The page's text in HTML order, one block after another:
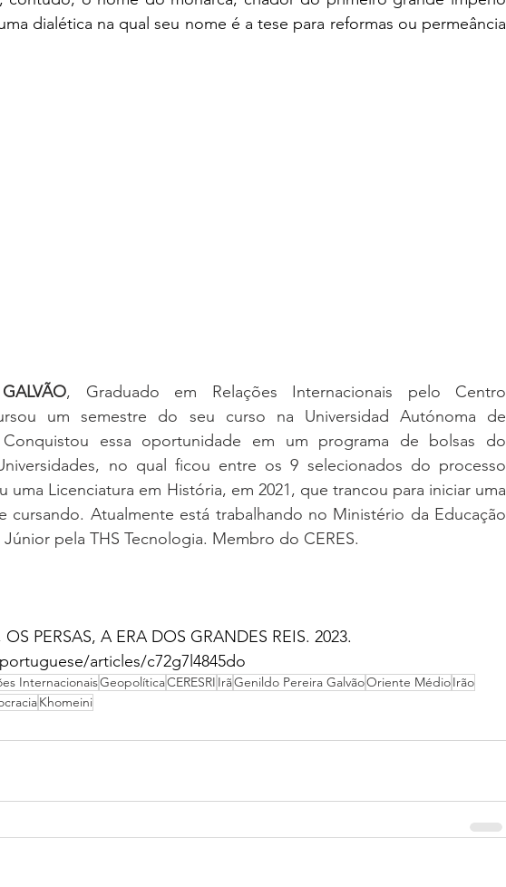
dialética na qual seu nome é a tese para reformas ou permeância
, Graduado em Relações Internacionais pelo Centro
um semestre do seu curso na Universidad Autónoma de
Conquistou essa oportunidade em um programa de bolsas do
no qual ficou entre os 9 selecionados do processo
uma Licenciatura em História, em 2021, que trancou para iniciar uma
cursando. Atualmente está trabalhando no Ministério da Educação
pela THS Tecnologia. Membro do CERES.
PERSAS, A ERA DOS GRANDES REIS. 2023.
articles/c72g7l4845do
InternacionaisGeopolíticaCERESRI IrãGenildo Pereira GalvãoOriente MédioIrão
Khomeini